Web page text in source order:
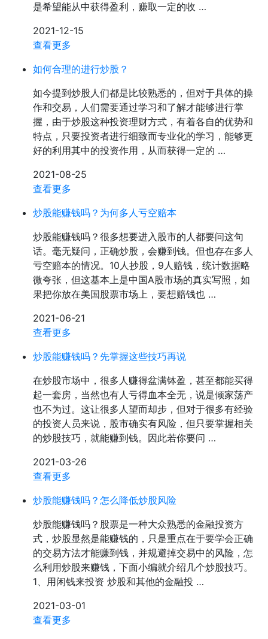
是希望能从中获得盈利，赚取一定的收 …
2021-12-15
查看更多
​如何合理的进行炒股？
如今提到炒股人们都是比较熟悉的，但对于具体的操
作和交易，人们需要通过学习和了解才能够进行掌
握，由于炒股这种投资理财方式，有着各自的优势和
特点，只要投资者进行细致而专业化的学习，能够更
好的利用其中的投资作用，从而获得一定的 …
2021-08-25
查看更多
炒股能赚钱吗？为何多人亏空赔本
炒股能赚钱吗？很多想要进入股市的人都要问这句
话。毫无疑问，正确炒股，会赚到钱。但也存在多人
亏空赔本的情况。10人抄股，9人赔钱，统计数据略
微夸张，但这基本上是中国A股市场的真实写照，如
果把你放在美国股票市场上，要想赔钱也 …
2021-06-21
查看更多
炒股能赚钱吗？先掌握这些技巧再说
在炒股市场中，很多人赚得盆满钵盈，甚至都能买得
起一套房，当然也有人亏得血本全无，说是倾家荡产
也不为过。这让很多人望而却步，但对于很多有经验
的投资人员来说，股市确实有风险，但只要掌握相关
的炒股技巧，就能赚到钱。因此若你要问 …
2021-03-26
查看更多
炒股能赚钱吗？怎么降低炒股风险
炒股能赚钱吗？股票是一种大众熟悉的金融投资方
式，炒股显然是能赚钱的，只是重点在于要学会正确
的交易方法才能赚到钱，并规避掉交易中的风险，怎
么利用炒股来赚钱，下面小编就介绍几个炒股技巧。
1、用闲钱来投资 炒股和其他的金融投 …
2021-03-01
查看更多